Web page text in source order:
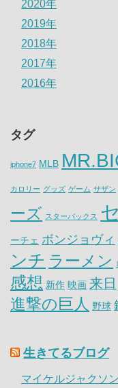
2020年
2019年
2018年
2017年
2016年
タグ
iphone7 MLB
カロリー グッズ ゲーム サザン
ーズ スターバックス
ーチェ ボンジョヴィ
ンチ ラーメン
感想 新作 映画 来日
進撃の巨人 野球
生きてるブログ
マイケルジャクソ